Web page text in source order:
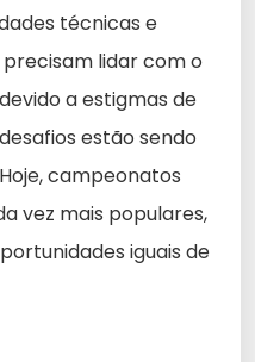
técnicas e
lidar com o
a estigmas de
estão sendo
campeonatos
vez mais populares,
iguais de